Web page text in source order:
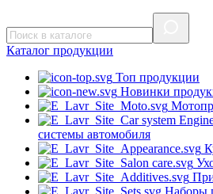
Каталог продукции
Топ продукции
Новинки
системы автомобиля
Наборы